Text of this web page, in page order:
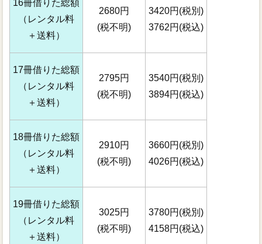
16冊借りた総額
（レンタル料
＋送料）
2680円
(税不明)
3420円(税別)
3762円(税込)
17冊借りた総額
（レンタル料
＋送料）
2795円
(税不明)
3540円(税別)
3894円(税込)
18冊借りた総額
（レンタル料
＋送料）
2910円
(税不明)
3660円(税別)
4026円(税込)
19冊借りた総額
（レンタル料
＋送料）
3025円
(税不明)
3780円(税別)
4158円(税込)